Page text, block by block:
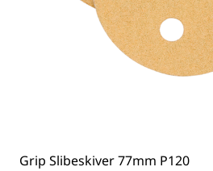
Grip Slibeskiver 77mm P120